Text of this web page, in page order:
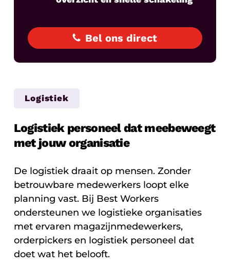
Bel ons direct
Logistiek
Logistiek personeel dat meebeweegt
met jouw organisatie
De logistiek draait op mensen. Zonder
betrouwbare medewerkers loopt elke
planning vast. Bij Best Workers
ondersteunen we logistieke organisaties
met ervaren magazijnmedewerkers,
orderpickers en logistiek personeel dat
doet wat het belooft.